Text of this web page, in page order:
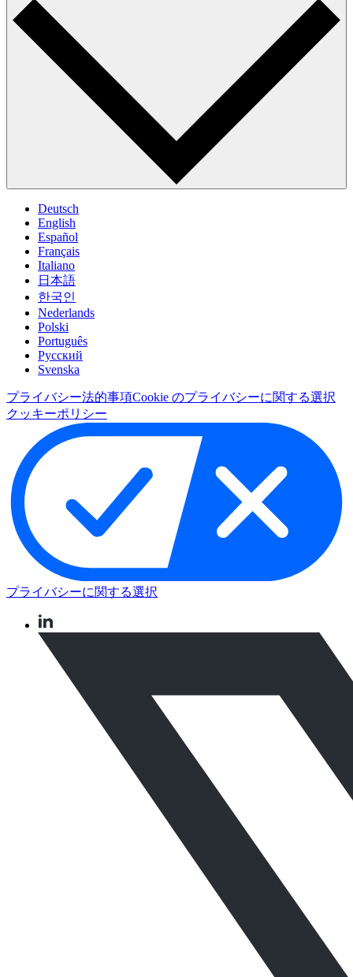
Deutsch
English
Español
Français
Italiano
日本語
한국인
Nederlands
Polski
Português
Pусский
Svenska
プライバシー法的事項Cookie のプライバシーに関する選択
クッキーポリシー
プライバシーに関する選択